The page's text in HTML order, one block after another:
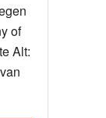
of
Alt: